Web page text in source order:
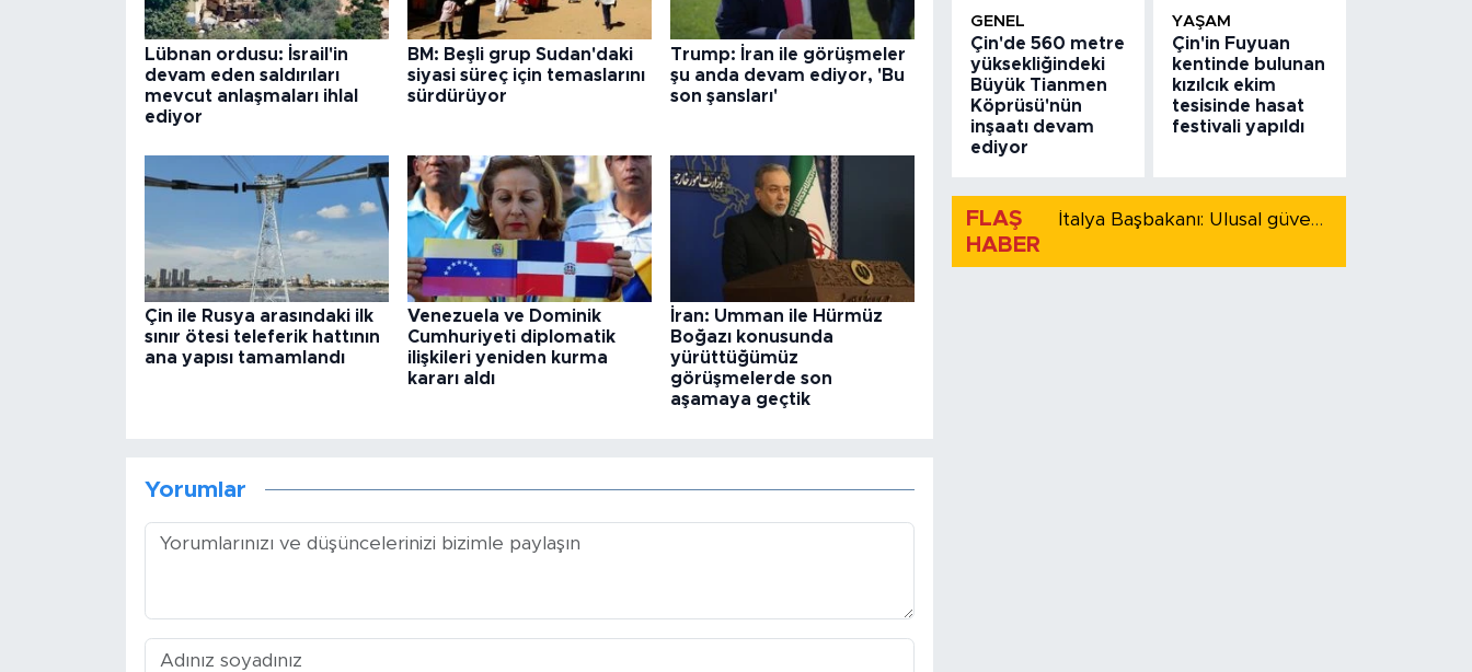
Lübnan ordusu: İsrail'in
devam eden saldırıları
mevcut anlaşmaları ihlal
ediyor
BM: Beşli grup Sudan'daki
siyasi süreç için temaslarını
sürdürüyor
Trump: İran ile görüşmeler
şu anda devam ediyor, 'Bu
son şansları'
Çin ile Rusya arasındaki ilk
sınır ötesi teleferik hattının
ana yapısı tamamlandı
Venezuela ve Dominik
Cumhuriyeti diplomatik
ilişkileri yeniden kurma
kararı aldı
İran: Umman ile Hürmüz
Boğazı konusunda
yürüttüğümüz
görüşmelerde son
aşamaya geçtik
Yorumlar
GENEL
Çin'de 560 metre
yüksekliğindeki
Büyük Tianmen
Köprüsü'nün
inşaatı devam
ediyor
YAŞAM
Çin'in Fuyuan
kentinde bulunan
kızılcık ekim
tesisinde hasat
festivali yapıldı
FLAŞ
HABER
İtalya Başbakanı: Ulusal güvenliği korumak için İspanya ile Schengen kapsamındaki serbest dolaşımı askıya alıyoruz